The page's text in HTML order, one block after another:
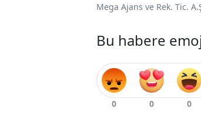
Mega Ajans ve Rek. Tic.
Bu habere